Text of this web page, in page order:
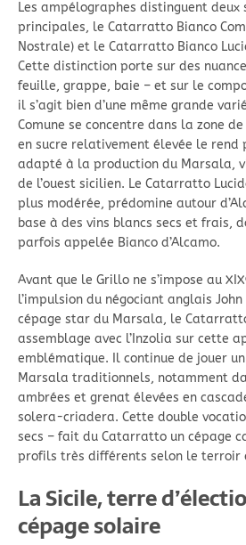
Les ampélographes distinguent deux
principales, le Catarratto Bianco
Nostrale) et le Catarratto Bianco
Cette distinction porte sur des
feuille, grappe, baie – et sur le
il s’agit bien d’une même grande
Comune se concentre dans la zone
en sucre relativement élevée le
adapté à la production du Marsala,
de l’ouest sicilien. Le Catarratto
plus modérée, prédomine autour
base à des vins blancs secs et frais,
parfois appelée Bianco d’Alcamo.
Avant que le Grillo ne s’impose au
l’impulsion du négociant anglais John
cépage star du Marsala, le
assemblage avec l’Inzolia sur cette
emblématique. Il continue de jouer
Marsala traditionnels, notamment
ambrées et grenat élevées en
solera-criadera. Cette double
secs – fait du Catarratto un cépage
profils très différents selon le terroir
La Sicile, terre
cépage solaire